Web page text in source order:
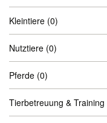
Kleintiere (0)
Nutztiere (0)
Pferde (0)
Tierbetreuung & Training